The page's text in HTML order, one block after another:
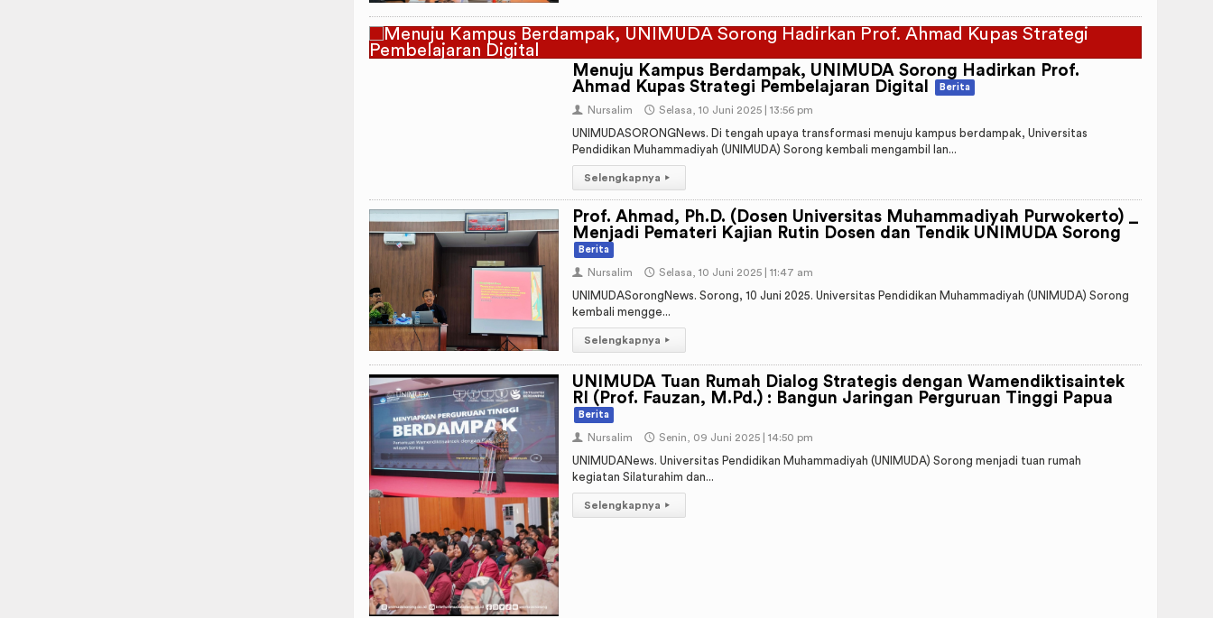
Menuju Kampus Berdampak, UNIMUDA Sorong Hadirkan Prof.
Ahmad Kupas Strategi Pembelajaran Digital
Berita
👤 Nursalim 🕔 Selasa, 10 Juni 2025 | 13:56 pm
UNIMUDASORONGNews. Di tengah upaya transformasi menuju kampus berdampak, Universitas
Pendidikan Muhammadiyah (UNIMUDA) Sorong kembali mengambil lan...
Selengkapnya ▸
Prof. Ahmad, Ph.D. (Dosen Universitas Muhammadiyah Purwokerto) _
Menjadi Pemateri Kajian Rutin Dosen dan Tendik UNIMUDA Sorong
Berita
👤 Nursalim 🕔 Selasa, 10 Juni 2025 | 11:47 am
UNIMUDASorongNews. Sorong, 10 Juni 2025. Universitas Pendidikan Muhammadiyah (UNIMUDA) Sorong
kembali mengge...
Selengkapnya ▸
UNIMUDA Tuan Rumah Dialog Strategis dengan Wamendiktisaintek
RI (Prof. Fauzan, M.Pd.) : Bangun Jaringan Perguruan Tinggi Papua
Berita
👤 Nursalim 🕔 Senin, 09 Juni 2025 | 14:50 pm
UNIMUDANews. Universitas Pendidikan Muhammadiyah (UNIMUDA) Sorong menjadi tuan rumah
kegiatan Silaturahim dan...
Selengkapnya ▸